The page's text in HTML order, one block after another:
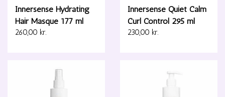
Innersense Hydrating
Hair Masque 177 ml
260,00 kr.
Innersense Quiet Calm
Curl Control 295 ml
230,00 kr.